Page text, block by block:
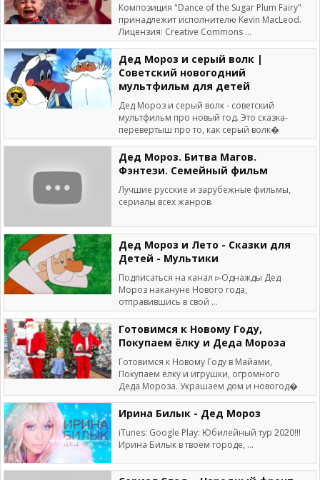
Композиция "Dance of the Sugar Plum Fairy"
принадлежит исполнителю Kevin MacLeod.
Лицензия: Creative Commons ...
Дед Мороз и серый волк |
Советский новогодний
мультфильм для детей
Дед Мороз и серый волк - советский
мультфильм про новый год. Это сказка-
перевертыш про то, как серый волк�
Дед Мороз. Битва Магов.
Фэнтези. Семейный фильм
Лучшие русские и зарубежные фильмы,
сериалы всех жанров.
Дед Мороз и Лето - Сказки для
Детей - Мультики
Подписаться на канал ▻Однажды Дед
Мороз накануне Нового года,
отправившись в свой ...
Готовимся к Новому Году,
Покупаем ёлку и Деда Мороза
Готовимся к Новому Году в Майами,
Покупаем ёлку и игрушки, огромного
Деда Мороза. Украшаем дом и новогод�
Ирина Билык - Дед Мороз
iTunes: Google Play: Юбилейный тур 2020!!!
Ирина Билык в твоем городе, ...